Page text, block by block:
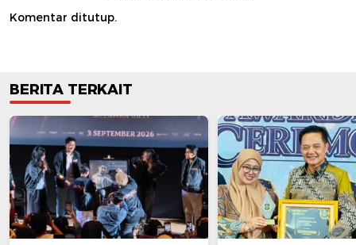
Komentar ditutup.
BERITA TERKAIT